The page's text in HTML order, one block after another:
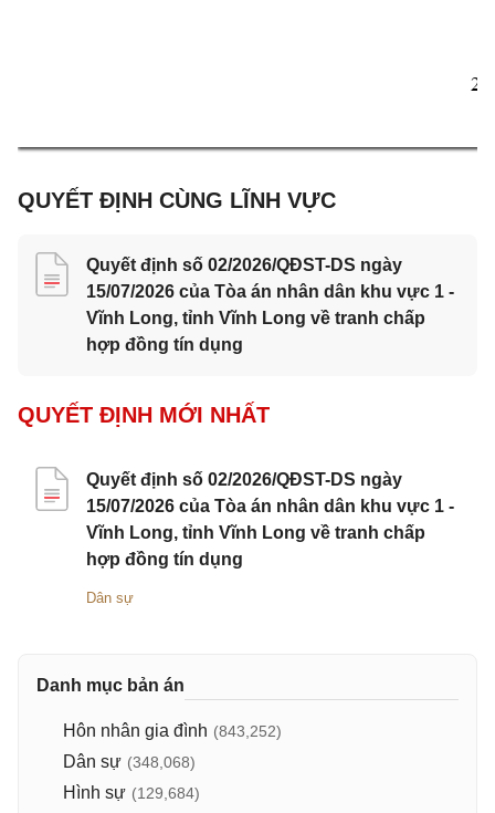
2
QUYẾT ĐỊNH CÙNG LĨNH VỰC
Quyết định số 02/2026/QĐST-DS ngày
15/07/2026 của Tòa án nhân dân khu vực 1 -
Vĩnh Long, tỉnh Vĩnh Long về tranh chấp
hợp đồng tín dụng
QUYẾT ĐỊNH MỚI NHẤT
Quyết định số 02/2026/QĐST-DS ngày
15/07/2026 của Tòa án nhân dân khu vực 1 -
Vĩnh Long, tỉnh Vĩnh Long về tranh chấp
hợp đồng tín dụng
Dân sự
Danh mục bản án
Hôn nhân gia đình (843,252)
Dân sự (348,068)
Hình sự (129,684)